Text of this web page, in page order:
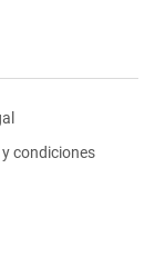
condiciones